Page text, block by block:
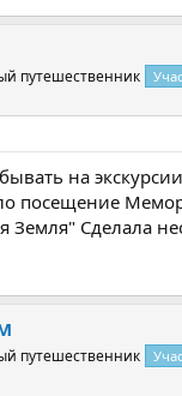
путешественник
на
посещение
Земля" Сделала
путешественник